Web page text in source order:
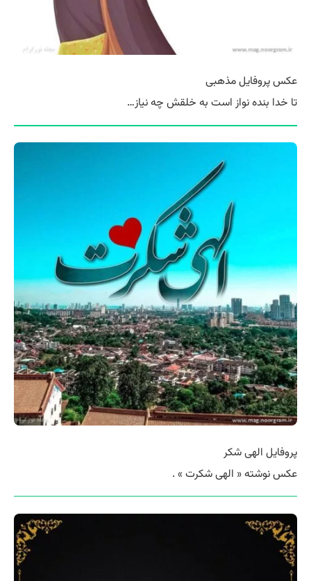
عکس پروفایل مذهبی
تا خدا بنده نواز است به خلقش چه نیاز…
پروفایل الهی شکر
عکس نوشته « الهی شکرت » .